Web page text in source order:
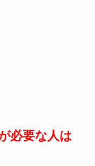
必要な人は